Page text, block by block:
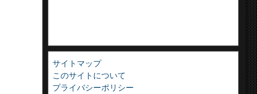
サイトマップ
このサイトについて
プライバシーポリシー